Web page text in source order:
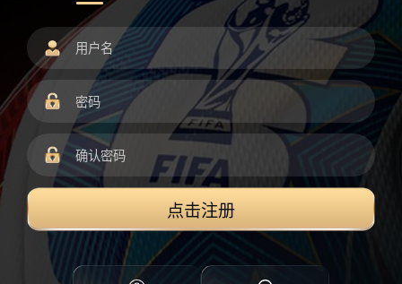
点击注册